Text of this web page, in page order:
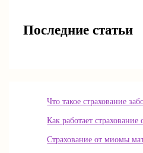
Последние статьи
Что такое страхование
Как работает страхование
Страхование от миомы